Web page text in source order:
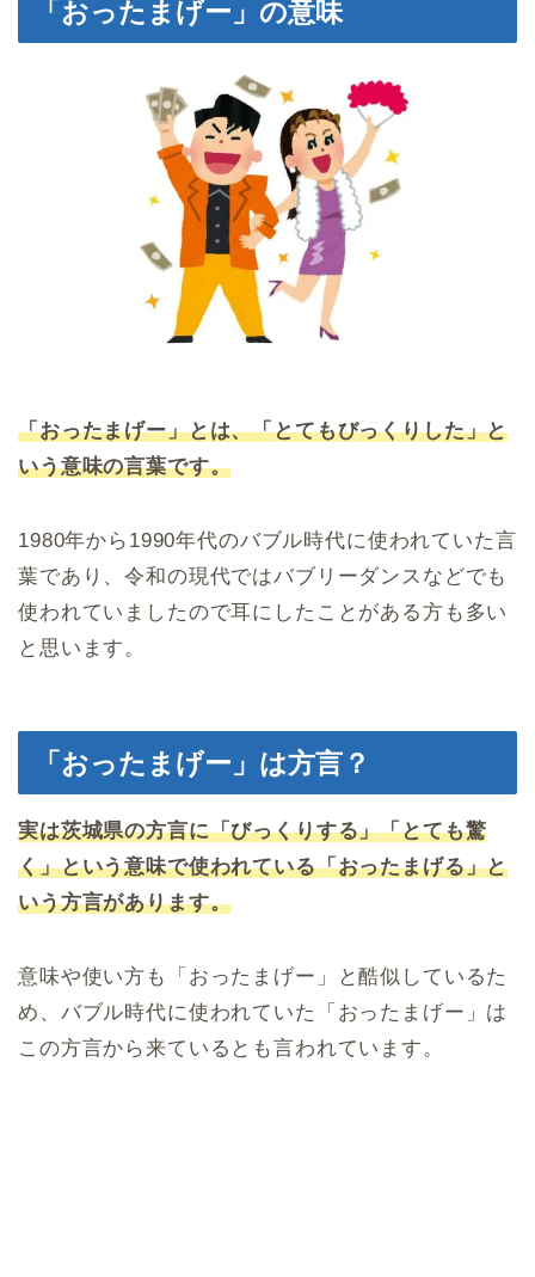
「おったまげー」の意味
「おったまげー」とは、「とてもびっくりした」と
いう意味の言葉です。
1980年から1990年代のバブル時代に使われていた言
葉であり、令和の現代ではバブリーダンスなどでも
使われていましたので耳にしたことがある方も多い
と思います。
「おったまげー」は方言？
実は茨城県の方言に「びっくりする」「とても驚
く」という意味で使われている「おったまげる」と
いう方言があります。
意味や使い方も「おったまげー」と酷似しているた
め、バブル時代に使われていた「おったまげー」は
この方言から来ているとも言われています。